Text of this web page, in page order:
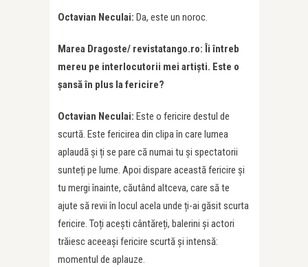
Octavian Neculai: Da, este un noroc.
Marea Dragoste/ revistatango.ro: Îi întreb
mereu pe interlocutorii mei artiști. Este o
șansă în plus la fericire?
Octavian Neculai: Este o fericire destul de
scurtă. Este fericirea din clipa în care lumea
aplaudă și ți se pare că numai tu și spectatorii
sunteți pe lume. Apoi dispare această fericire și
tu mergi înainte, căutând altceva, care să te
ajute să revii în locul acela unde ți-ai găsit scurta
fericire. Toți acești cântăreți, balerini și actori
trăiesc aceeași fericire scurtă și intensă:
momentul de aplauze.